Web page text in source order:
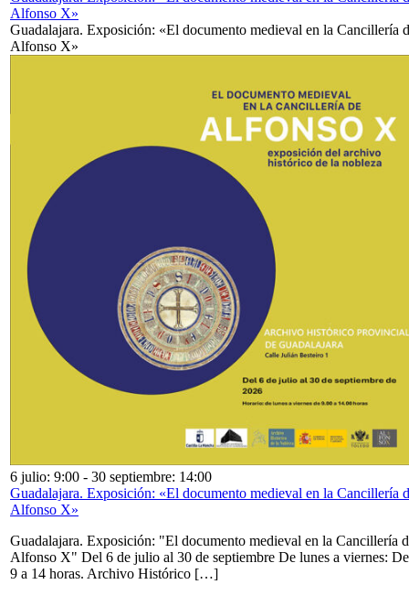
Alfonso X»
Guadalajara. Exposición: «El documento medieval en la Cancillería
Alfonso X»
6 julio: 9:00 - 30 septiembre: 14:00
Guadalajara. Exposición: «El documento medieval en la Cancillería
Alfonso X»
Guadalajara. Exposición: "El documento medieval en la Cancillería
Alfonso X" Del 6 de julio al 30 de septiembre De lunes a viernes: De
9 a 14 horas. Archivo Histórico […]